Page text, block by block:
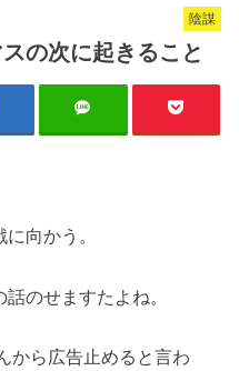
陰謀
の次に起きること
向かう。
のせますたよね。
から広告止めると言わ